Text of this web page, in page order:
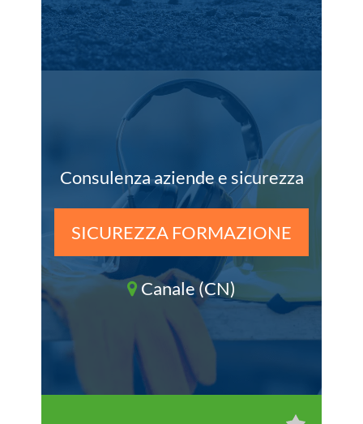
Consulenza aziende e sicurezza
SICUREZZA FORMAZIONE
Canale (CN)